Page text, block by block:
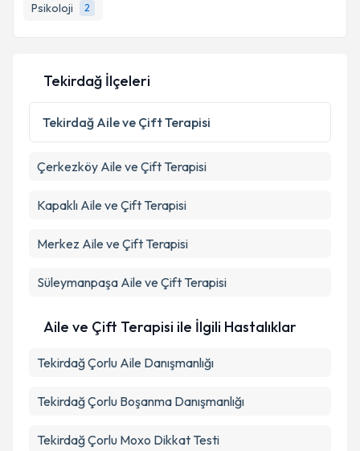
Psikoloji
2
Tekirdağ İlçeleri
Tekirdağ Aile ve Çift Terapisi
Çerkezköy Aile ve Çift Terapisi
Kapaklı Aile ve Çift Terapisi
Merkez Aile ve Çift Terapisi
Süleymanpaşa Aile ve Çift Terapisi
Aile ve Çift Terapisi ile İlgili Hastalıklar
Tekirdağ Çorlu Aile Danışmanlığı
Tekirdağ Çorlu Boşanma Danışmanlığı
Tekirdağ Çorlu Moxo Dikkat Testi